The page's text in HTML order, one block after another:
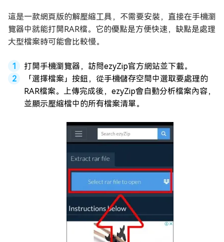
這是一款網頁版的解壓縮工具，不需要安裝，直接在手機瀏
覽器中就能打開RAR檔。它的優點是方便快速，缺點是處理
大型檔案時可能會比較慢。
打開手機瀏覽器，訪問ezyZip官方網站並下載。
「選擇檔案」按鈕，從手機儲存空間中選取要處理的
RAR檔案。上傳完成後，ezyZip會自動分析檔案內容，
並顯示壓縮檔中的所有檔案清單。